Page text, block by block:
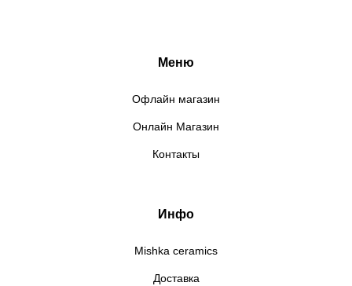
Меню
Офлайн магазин
Онлайн Магазин
Контакты
Инфо
Mishka ceramics
Доставка